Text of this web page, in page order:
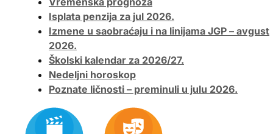
Isplata penzija za jul 2026.
Izmene u saobraćaju i na linijama JGP – avgust
2026.
Školski kalendar za 2026/27.
Nedeljni horoskop
Poznate ličnosti – preminuli u julu 2026.